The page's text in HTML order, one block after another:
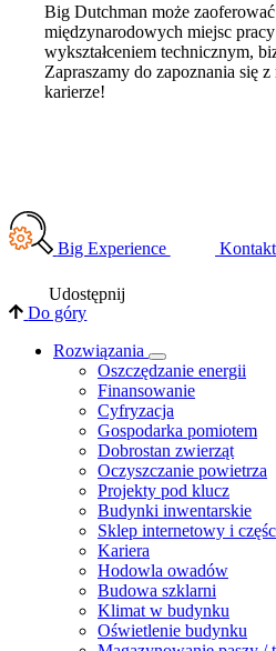
Big Dutchman może
międzynarodowych miejsc
wykształceniem technicznym,
Zapraszamy do zapoznania się
karierze!
Big Experience Kontakt
Udostępnij
Do góry
Rozwiązania
​Oszczędzanie energii
Finansowanie
Cyfryzacja
Gospodarka pomiotem
Dobrostan zwierząt
Oczyszczanie powietrza
Projekty pod klucz
Budynki inwentarskie
Sklep internetowy i
Kariera
Hodowla owadów
Budowa szklarni
Klimat w budynku
Oświetlenie budynku